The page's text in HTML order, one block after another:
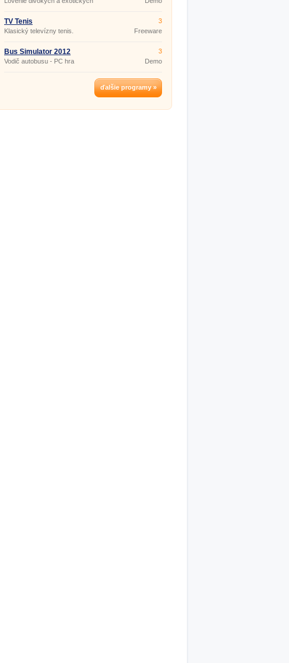
TV Tenis
Klasický televízny tenis.
3
Freeware
Bus Simulator 2012
Vodič autobusu - PC hra
3
Demo
ďalšie programy »